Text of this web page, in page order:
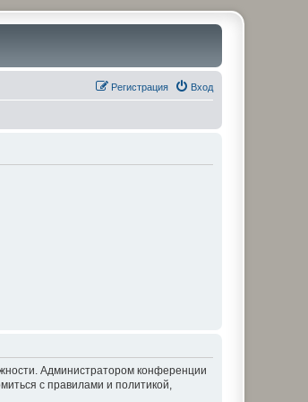
Вход
Регистрация
Администратором конференции
с правилами и политикой,